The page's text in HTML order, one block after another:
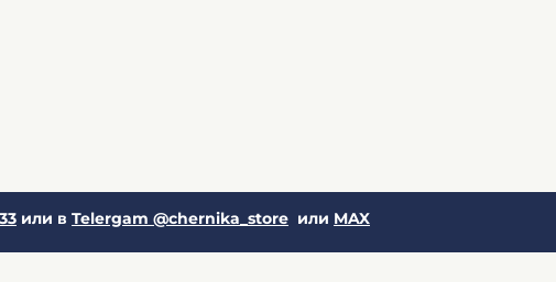
или в Telergam @chernika_store или MAX